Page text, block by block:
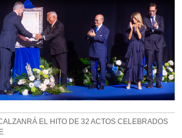
EL HITO DE 32 ACTOS CELEBRADOS